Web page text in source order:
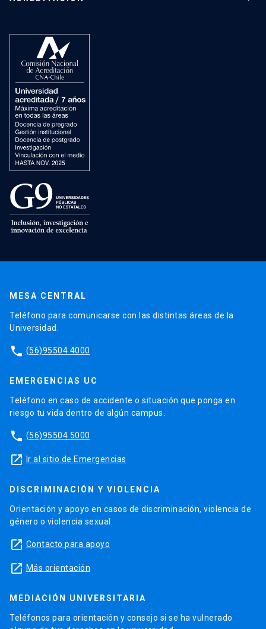
MESA CENTRAL
Teléfono para comunicarse con las distintas áreas de la
Universidad.
phone (56)95504 4000
EMERGENCIAS UC
Teléfono en caso de accidente o situación que ponga en
riesgo tu vida dentro de algún campus.
phone (56)95504 5000
launch Ir al sitio de Emergencias
DISCRIMINACIÓN Y VIOLENCIA
Orientación y apoyo en casos de discriminación, violencia de
género o violencia sexual.
launch Contacto para apoyo
launch Más orientación
MEDIACIÓN UNIVERSITARIA
Teléfonos para orientación y consejo si se ha vulnerado